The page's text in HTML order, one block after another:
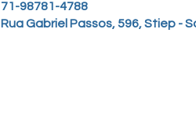
71-98781-4788
Rua Gabriel Passos, 596, Stiep -